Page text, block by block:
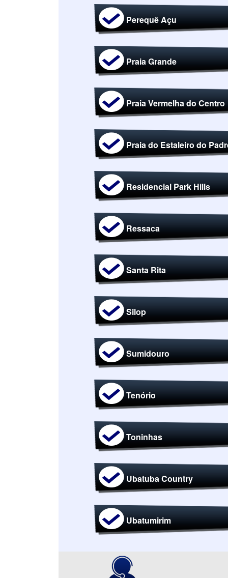
Perequê Açu
Praia Grande
Praia Vermelha do Centro
Praia do Estaleiro do
Residencial Park Hills
Ressaca
Santa Rita
Silop
Sumidouro
Tenório
Toninhas
Ubatuba Country
Ubatumirim